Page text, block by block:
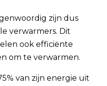
zijn dus
verwarmers. Dit
ook efficiënte
om te verwarmen.
van zijn energie uit